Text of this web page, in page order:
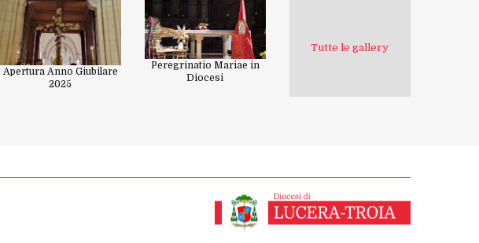
Apertura Anno Giubilare
2025
Peregrinatio Mariae in
Diocesi
Tutte le gallery